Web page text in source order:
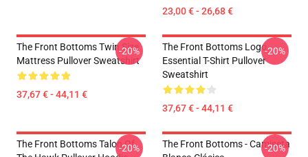
23,00 € - 26,68 €
The Front Bottoms Twin Size
Mattress Pullover Sweatshirt
37,67 € - 44,11 €
-20%
The Front Bottoms Logo
Essential T-Shirt Pullover
Sweatshirt
37,67 € - 44,11 €
-20%
The Front Bottoms Talon Of
-20%
The Front Bottoms - Camiseta
-20%